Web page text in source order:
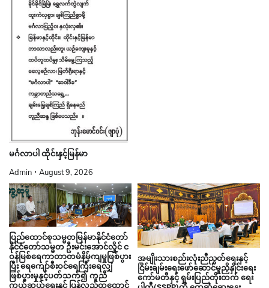
မင်္ဂလာပါ ထိုင်းနှင့်မြန်မာ
Admin August 9, 2026
ပြည်ထောင်စုသမ္မတမြန်မာနိုင်ငံတော်
နိုင်ငံတော်သမ္မတ ဦးမင်းအောင်လှိုင် င
ဝန်မြစ်ရေကာတာတမံနိမ့်ကျမှုဖြစ်ပွား
ပြီး ရေကျော်စီးဝင်ရေကြီးရေလျှံ
ဖြစ်ပွားမှုနှင့်ပတ်သက်၍ ကူညီ
ကယ်ဆယ်ရေးနှင့် ပြန်လည်ထူထောင်
အမျိုးသားစည်းလုံးညီညွတ်ရေးနှင့်
ငြိမ်းချမ်းရေးဖော်ဆောင်မှုညှိနှိုင်းရေး
ကော်မတီနှင့် ရှမ်းပြည်တိုးတက် ရေး